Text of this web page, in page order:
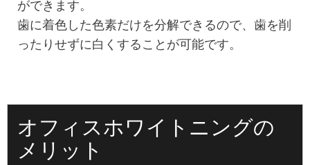
ができます。
歯に着色した色素だけを分解できるので、歯を削
ったりせずに白くすることが可能です。
オフィスホワイトニングの
メリット